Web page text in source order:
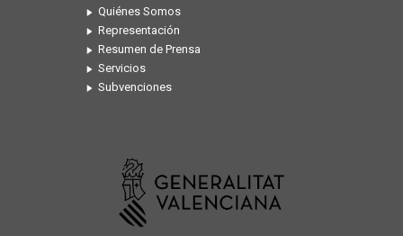
Quiénes Somos
Representación
Resumen de Prensa
Servicios
Subvenciones